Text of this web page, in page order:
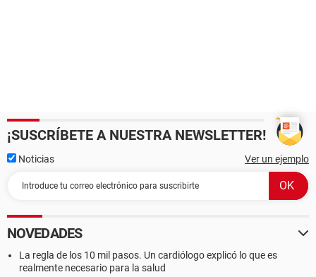
¡SUSCRÍBETE A NUESTRA NEWSLETTER!
Noticias Ver un ejemplo
NOVEDADES
La regla de los 10 mil pasos. Un cardiólogo explicó lo que es
realmente necesario para la salud